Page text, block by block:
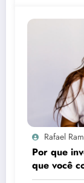
Rafael
Por que
que você